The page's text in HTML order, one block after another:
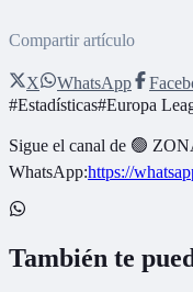
Compartir artículo
X WhatsApp
#Estadísticas#Europa
Sigue el canal de 🟢
WhatsApp:https://
También te